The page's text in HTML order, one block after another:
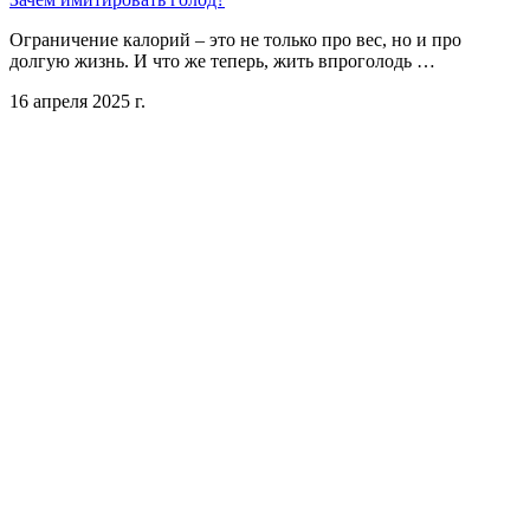
Ограничение калорий – это не только про вес, но и про
долгую жизнь. И что же теперь, жить впроголодь …
16 апреля 2025 г.